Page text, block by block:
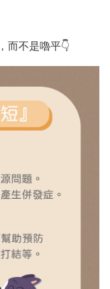
而不是嚕平👇